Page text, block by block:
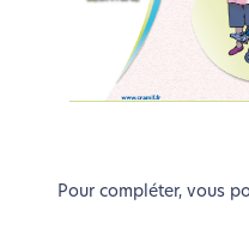
Pour compléter, vous